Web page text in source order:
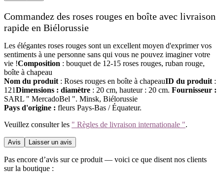
Commandez des roses rouges en boîte avec livraison
rapide en Biélorussie
Les élégantes roses rouges sont un excellent moyen d'exprimer vos
sentiments à une personne sans qui vous ne pouvez imaginer votre
vie !Composition : bouquet de 12-15 roses rouges, ruban rouge,
boîte à chapeau
Nom du produit : Roses rouges en boîte à chapeauID du produit :
121Dimensions : diamètre : 20 cm, hauteur : 20 cm. Fournisseur :
SARL " MercadoBel ". Minsk, Biélorussie
Pays d'origine : fleurs Pays-Bas / Équateur.
Veuillez consulter les " Règles de livraison internationale ".
Avis Laisser un avis
Pas encore d’avis sur ce produit — voici ce que disent nos clients
sur la boutique :